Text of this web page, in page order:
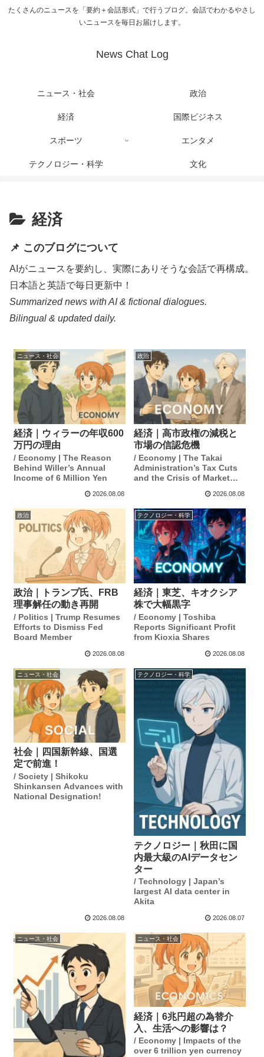
たくさんのニュースを「要約＋会話形式」で行うブログ。会話でわかるやさし
いニュースを毎日お届けします。
News Chat Log
ニュース・社会 政治
経済 国際ビジネス
スポーツ エンタメ
テクノロジー・科学 文化
経済
📌 このブログについて
AIがニュースを要約し、実際にありそうな会話で再構成。
日本語と英語で毎日更新中！
Summarized news with AI & fictional dialogues.
Bilingual & updated daily.
ニュース・社会
経済｜ウィラーの年収600
万円の理由
/ Economy | The Reason
Behind Willer’s Annual
Income of 6 Million Yen
2026.08.08
政治
経済｜高市政権の減税と
市場の信認危機
/ Economy | The Takai
Administration’s Tax Cuts
and the Crisis of Market
2026.08.08
政治
政治｜トランプ氏、FRB
理事解任の動き再開
/ Politics | Trump Resumes
Efforts to Dismiss Fed
Board Member
2026.08.08
テクノロジー・科学
経済｜東芝、キオクシア
株で大幅黒字
/ Economy | Toshiba
Reports Significant Profit
from Kioxia Shares
2026.08.08
ニュース・社会
社会｜四国新幹線、国選
定で前進！
/ Society | Shikoku
Shinkansen Advances with
National Designation!
2026.08.08
テクノロジー・科学
テクノロジー｜秋田に国
内最大級のAIデータセン
ター
/ Technology | Japan’s
largest AI data center in
Akita
2026.08.07
ニュース・社会 ニュース・社会
経済｜6兆円超の為替介
入、生活への影響は？
/ Economy | Impacts of the
over 6 trillion yen currency